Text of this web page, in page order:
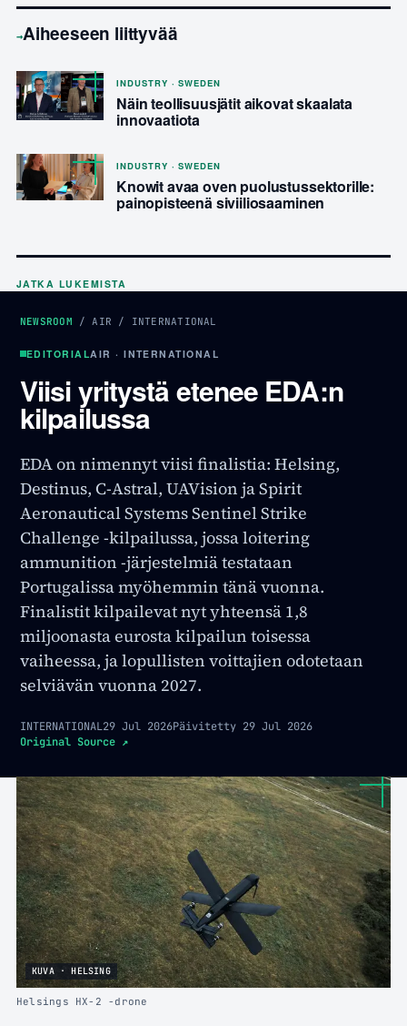
→Aiheeseen liittyvää
INDUSTRY · SWEDEN
Näin teollisuusjätit aikovat skaalata
innovaatiota
INDUSTRY · SWEDEN
Knowit avaa oven puolustussektorille:
painopisteenä siviiliosaaminen
JATKA LUKEMISTA
NEWSROOM /AIR / INTERNATIONAL
EDITORIALAIR · INTERNATIONAL
Viisi yritystä etenee EDA:n
kilpailussa
EDA on nimennyt viisi finalistia: Helsing,
Destinus, C-Astral, UAVision ja Spirit
Aeronautical Systems Sentinel Strike
Challenge -kilpailussa, jossa loitering
ammunition -järjestelmiä testataan
Portugalissa myöhemmin tänä vuonna.
Finalistit kilpailevat nyt yhteensä 1,8
miljoonasta eurosta kilpailun toisessa
vaiheessa, ja lopullisten voittajien odotetaan
selviävän vuonna 2027.
INTERNATIONAL29 Jul 2026Päivitetty 29 Jul 2026
Original Source ↗
KUVA · HELSING
Helsings HX-2 -drone